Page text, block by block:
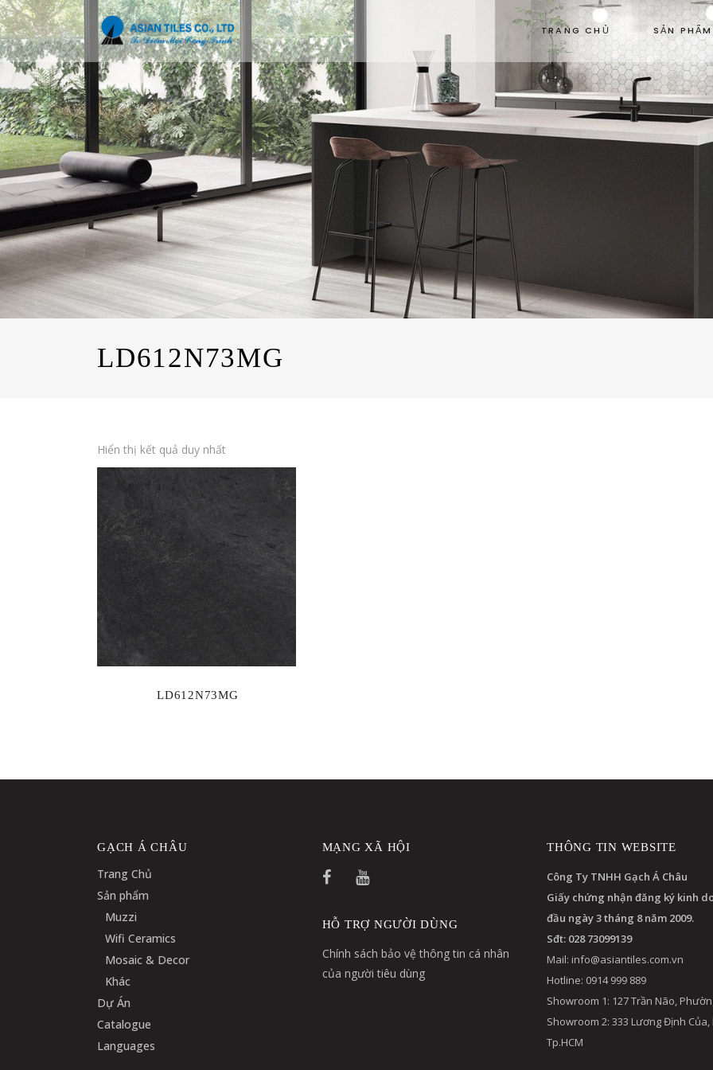
TRANG CHỦ SẢN PHẨM
LD612N73MG
Hiển thị kết quả duy nhất
LD612N73MG
GẠCH Á CHÂU
Trang Chủ
Sản phẩm
Muzzi
Wifi Ceramics
Mosaic & Decor
Khác
Dự Án
Catalogue
Languages
MẠNG XÃ HỘI
HỖ TRỢ NGƯỜI DÙNG
Chính sách bảo vệ thông tin cá nhân
của người tiêu dùng
THÔNG TIN WEBSITE
Công Ty TNHH Gạch Á Châu
Giấy chứng nhận đăng ký kinh
đầu ngày 3 tháng 8 năm 2009.
Sđt: 028 73099139
Mail: info@asiantiles.com.vn
Hotline: 0914 999 889
Showroom 1: 127 Trần Não,
Showroom 2: 333 Lương Định
Tp.HCM